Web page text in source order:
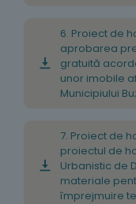
6. Proiect de
aprobarea
gratuită
unor imobile
Municipiului
7. Proiect de
proiectul de
Urbanistic de
materiale
împrejmuire